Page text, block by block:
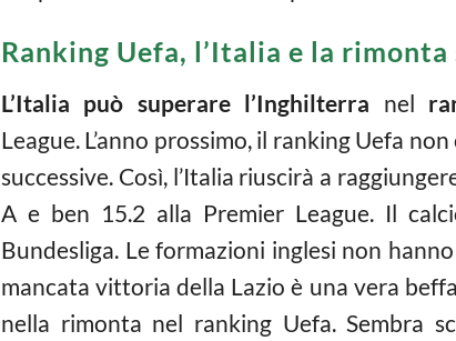
Ranking Uefa, l’Italia e la
L’Italia può superare l’Inghilterra nel
League. L’anno prossimo, il ranking Uefa
successive. Così, l’Italia riuscirà a
A e ben 15.2 alla Premier League. Il
Bundesliga. Le formazioni inglesi non
mancata vittoria della Lazio è una vera
nella rimonta nel ranking Uefa. Sembra